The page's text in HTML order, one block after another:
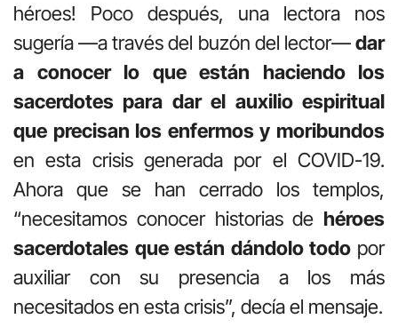
héroes! Poco después, una lectora nos
sugería —a través del buzón del lector—dar
a conocer lo que están haciendo los
sacerdotes para dar el auxilio espiritual
que precisan los enfermos y moribundos
en esta crisis generada por el COVID-19.
Ahora que se han cerrado los templos,
“necesitamos conocer historias de héroes
sacerdotales que están dándolo todo por
auxiliar con su presencia a los más
necesitados en esta crisis”, decía el mensaje.